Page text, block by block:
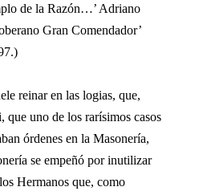
de la Razón…’ Adriano
Gran Comendador’
reinar en las logias, que,
uno de los rarísimos casos
órdenes en la Masonería,
se empeñó por inutilizar
Hermanos que, como